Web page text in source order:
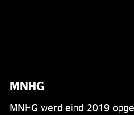
MNHG
MNHG werd eind 2019